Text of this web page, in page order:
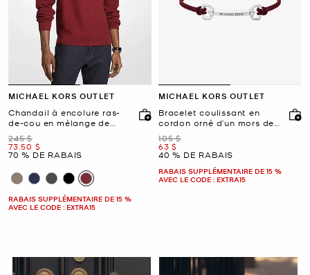
MICHAEL KORS OUTLET
Chandail à encolure ras-
de-cou en mélange de
laine
était
245 $
maintenant
73.50 $
70 % DE RABAIS
RABAIS SUPPLÉMENTAIRE DE 15 %
AVEC LE CODE : EXTRA15
MICHAEL KORS OUTLET
Bracelet coulissant en
cordon orné d’un mors de
cheval
était
105 $
maintenant
63 $
40 % DE RABAIS
RABAIS SUPPLÉMENTAIRE DE 15 %
AVEC LE CODE : EXTRA15